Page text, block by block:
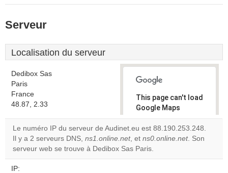
Serveur
Localisation du serveur
Dedibox Sas
Paris
France
48.87, 2.33
This page can't load
Google Maps
correctly.
Do you
own this
Le numéro IP du serveur de Audinet.eu est 88.190.253.248.
Il y a 2 serveurs DNS, ns1.online.net, et ns0.online.net. Son
serveur web se trouve à Dedibox Sas Paris.
IP: